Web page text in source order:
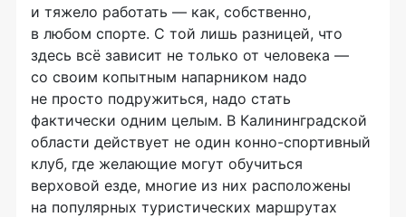
и тяжело работать — как, собственно,
в любом спорте. С той лишь разницей, что
здесь всё зависит не только от человека —
со своим копытным напарником надо
не просто подружиться, надо стать
фактически одним целым. В Калининградской
области действует не один конно-спортивный
клуб, где желающие могут обучиться
верховой езде, многие из них расположены
на популярных туристических маршрутах